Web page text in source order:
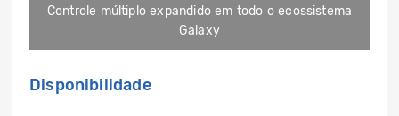
Controle múltiplo expandido em todo o ecossistema
Galaxy
Disponibilidade